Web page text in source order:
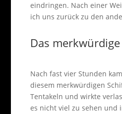
eindringen. Nach einer
ich uns zurück zu den
Das
Nach fast vier Stunden
diesem merkwürdigen
Tentakeln und wirkte
es nicht viel zu sehen und